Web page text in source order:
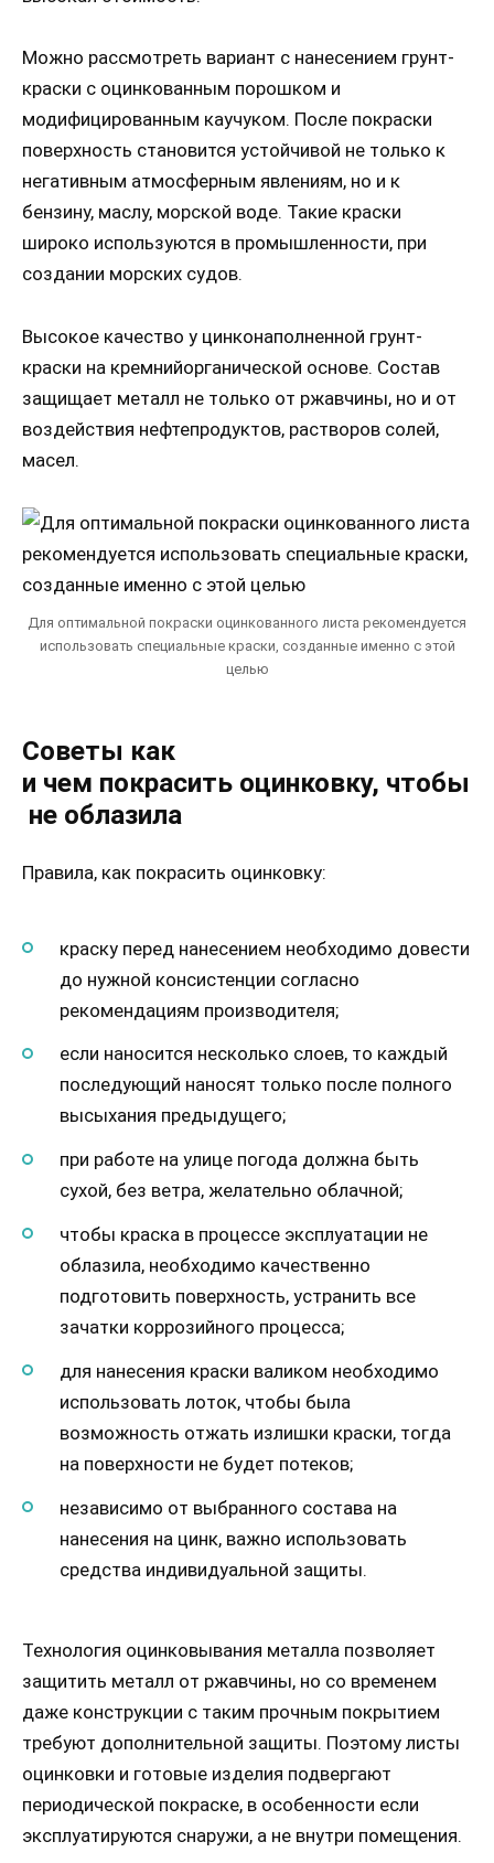
Можно рассмотреть вариант с нанесением грунт-
краски с оцинкованным порошком и
модифицированным каучуком. После покраски
поверхность становится устойчивой не только к
негативным атмосферным явлениям, но и к
бензину, маслу, морской воде. Такие краски
широко используются в промышленности, при
создании морских судов.
Высокое качество у цинконаполненной грунт-
краски на кремнийорганической основе. Состав
защищает металл не только от ржавчины, но и от
воздействия нефтепродуктов, растворов солей,
масел.
Для оптимальной покраски оцинкованного листа рекомендуется
использовать специальные краски, созданные именно с этой
целью
Советы как
и чем покрасить оцинковку, чтобы
не облазила
Правила, как покрасить оцинковку:
краску перед нанесением необходимо довести
до нужной консистенции согласно
рекомендациям производителя;
если наносится несколько слоев, то каждый
последующий наносят только после полного
высыхания предыдущего;
при работе на улице погода должна быть
сухой, без ветра, желательно облачной;
чтобы краска в процессе эксплуатации не
облазила, необходимо качественно
подготовить поверхность, устранить все
зачатки коррозийного процесса;
для нанесения краски валиком необходимо
использовать лоток, чтобы была
возможность отжать излишки краски, тогда
на поверхности не будет потеков;
независимо от выбранного состава на
нанесения на цинк, важно использовать
средства индивидуальной защиты.
Технология оцинковывания металла позволяет
защитить металл от ржавчины, но со временем
даже конструкции с таким прочным покрытием
требуют дополнительной защиты. Поэтому листы
оцинковки и готовые изделия подвергают
периодической покраске, в особенности если
эксплуатируются снаружи, а не внутри помещения.